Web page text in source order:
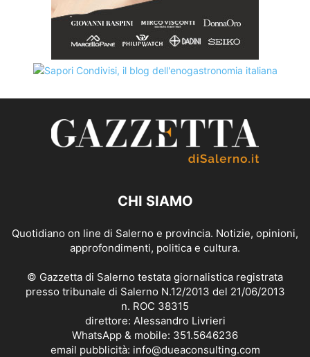
CHI SIAMO
Quotidiano on line di Salerno e provincia. Notizie, opinioni,
approfondimenti, politica e cultura.
© Gazzetta di Salerno testata giornalistica registrata
presso tribunale di Salerno N.12/2013 del 21/06/2013
n. ROC 38315
direttore: Alessandro Livrieri
WhatsApp & mobile: 351.5646236
email pubblicità: info@dueaconsulting.com